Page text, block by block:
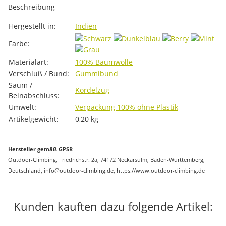
Beschreibung
Produkteigenschaft
Wert
Hergestellt in:
Indien
Farbe:
Materialart:
100% Baumwolle
Verschluß / Bund:
Gummibund
Saum /
Beinabschluss:
Kordelzug
Umwelt:
Verpackung 100% ohne Plastik
Artikelgewicht:
0,20 kg
Hersteller gemäß GPSR
Outdoor-Climbing, Friedrichstr. 2a, 74172 Neckarsulm, Baden-Württemberg,
Deutschland, info@outdoor-climbing.de, https://www.outdoor-climbing.de
Kunden kauften dazu folgende Artikel: